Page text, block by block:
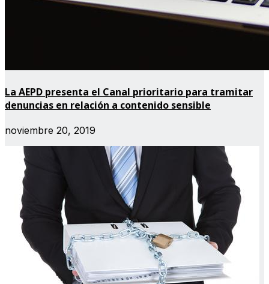
La AEPD presenta el Canal prioritario para tramitar
denuncias en relación a contenido sensible
noviembre 20, 2019